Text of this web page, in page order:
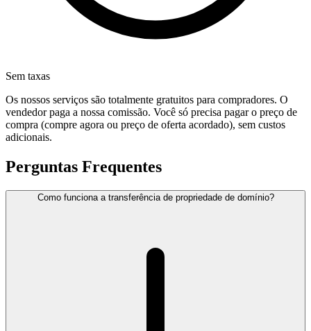
Sem taxas
Os nossos serviços são totalmente gratuitos para compradores. O
vendedor paga a nossa comissão. Você só precisa pagar o preço de
compra (compre agora ou preço de oferta acordado), sem custos
adicionais.
Perguntas Frequentes
Como funciona a transferência de propriedade de domínio?